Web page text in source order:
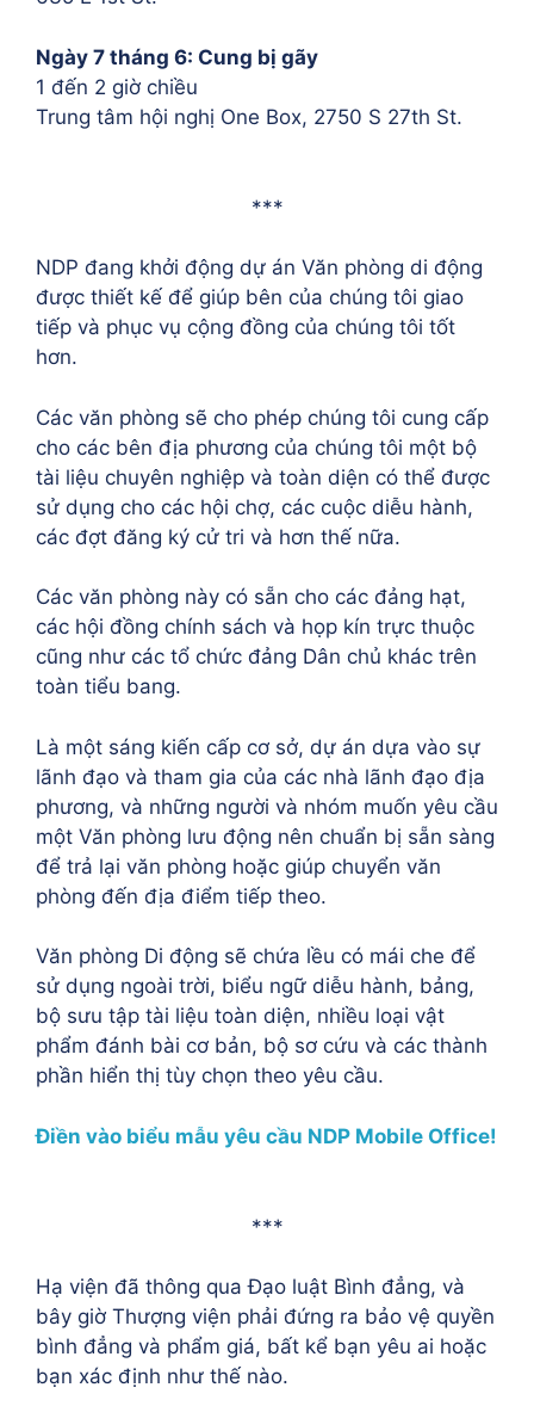
Ngày 7 tháng 6: Cung bị gãy
1 đến 2 giờ chiều
Trung tâm hội nghị One Box, 2750 S 27th St.
***
NDP đang khởi động dự án Văn phòng di động
được thiết kế để giúp bên của chúng tôi giao
tiếp và phục vụ cộng đồng của chúng tôi tốt
hơn.
Các văn phòng sẽ cho phép chúng tôi cung cấp
cho các bên địa phương của chúng tôi một bộ
tài liệu chuyên nghiệp và toàn diện có thể được
sử dụng cho các hội chợ, các cuộc diễu hành,
các đợt đăng ký cử tri và hơn thế nữa.
Các văn phòng này có sẵn cho các đảng hạt,
các hội đồng chính sách và họp kín trực thuộc
cũng như các tổ chức đảng Dân chủ khác trên
toàn tiểu bang.
Là một sáng kiến cấp cơ sở, dự án dựa vào sự
lãnh đạo và tham gia của các nhà lãnh đạo địa
phương, và những người và nhóm muốn yêu cầu
một Văn phòng lưu động nên chuẩn bị sẵn sàng
để trả lại văn phòng hoặc giúp chuyển văn
phòng đến địa điểm tiếp theo.
Văn phòng Di động sẽ chứa lều có mái che để
sử dụng ngoài trời, biểu ngữ diễu hành, bảng,
bộ sưu tập tài liệu toàn diện, nhiều loại vật
phẩm đánh bài cơ bản, bộ sơ cứu và các thành
phần hiển thị tùy chọn theo yêu cầu.
Điền vào biểu mẫu yêu cầu NDP Mobile Office!
***
Hạ viện đã thông qua Đạo luật Bình đẳng, và
bây giờ Thượng viện phải đứng ra bảo vệ quyền
bình đẳng và phẩm giá, bất kể bạn yêu ai hoặc
bạn xác định như thế nào.